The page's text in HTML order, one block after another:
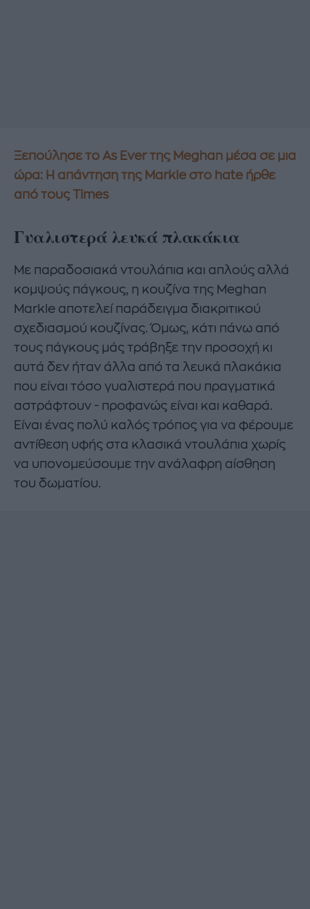
Ξεπούλησε το As Ever της Meghan μέσα σε μια
ώρα: H απάντηση της Markle στο hate ήρθε
από τους Times
Γυαλιστερά λευκά πλακάκια
Με παραδοσιακά ντουλάπια και απλούς αλλά
κομψούς πάγκους, η κουζίνα της Meghan
Markle αποτελεί παράδειγμα διακριτικού
σχεδιασμού κουζίνας. Όμως, κάτι πάνω από
τους πάγκους μάς τράβηξε την προσοχή κι
αυτά δεν ήταν άλλα από τα λευκά πλακάκια
που είναι τόσο γυαλιστερά που πραγματικά
αστράφτουν - προφανώς είναι και καθαρά.
Είναι ένας πολύ καλός τρόπος για να φέρουμε
αντίθεση υφής στα κλασικά ντουλάπια χωρίς
να υπονομεύσουμε την ανάλαφρη αίσθηση
του δωματίου.